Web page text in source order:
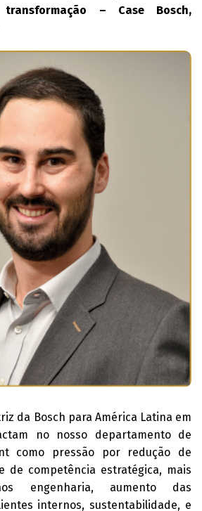
– Case Bosch,
da Bosch para América Latina em
no nosso departamento de
como pressão por redução de
de competência estratégica, mais
engenharia, aumento das
internos, sustentabilidade, e